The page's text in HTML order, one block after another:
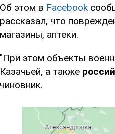
Об этом в Facebook
рассказал, что
магазины, аптеки.
"При этом объекты
Казачьей, а также
чиновник.